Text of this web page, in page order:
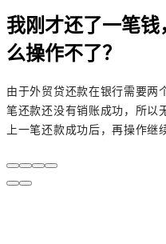
我刚才还了一笔
么操作不了？
由于外贸贷还款在银行需要两
笔还款还没有销账成功，所以
上一笔还款成功后，再操作继